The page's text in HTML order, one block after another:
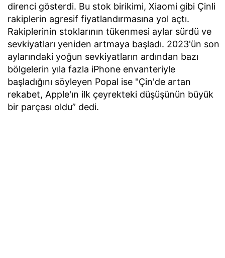
direnci gösterdi. Bu stok birikimi, Xiaomi gibi Çinli
rakiplerin agresif fiyatlandırmasına yol açtı.
Rakiplerinin stoklarının tükenmesi aylar sürdü ve
sevkiyatları yeniden artmaya başladı. 2023'ün son
aylarındaki yoğun sevkiyatların ardından bazı
bölgelerin yıla fazla iPhone envanteriyle
başladığını söyleyen Popal ise "Çin'de artan
rekabet, Apple'ın ilk çeyrekteki düşüşünün büyük
bir parçası oldu” dedi.